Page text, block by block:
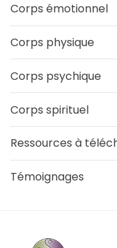
Corps émotionnel
Corps physique
Corps psychique
Corps spirituel
Ressources à
Témoignages